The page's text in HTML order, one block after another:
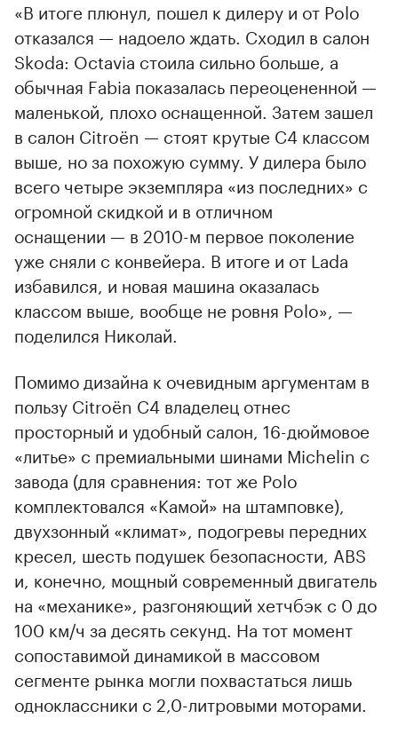
«В итоге плюнул, пошел к дилеру и от Polo
отказался — надоело ждать. Сходил в салон
Skoda: Octavia стоила сильно больше, а
обычная Fabia показалась переоцененной —
маленькой, плохо оснащенной. Затем зашел
в салон Citroёn — стоят крутые С4 классом
выше, но за похожую сумму. У дилера было
всего четыре экземпляра «из последних» с
огромной скидкой и в отличном
оснащении — в 2010-м первое поколение
уже сняли с конвейера. В итоге и от Lada
избавился, и новая машина оказалась
классом выше, вообще не ровня Polo», —
поделился Николай.
Помимо дизайна к очевидным аргументам в
пользу Citroёn С4 владелец отнес
просторный и удобный салон, 16-дюймовое
«литье» с премиальными шинами Michelin с
завода (для сравнения: тот же Polo
комплектовался «Камой» на штамповке),
двухзонный «климат», подогревы передних
кресел, шесть подушек безопасности, ABS
и, конечно, мощный современный двигатель
на «механике», разгоняющий хетчбэк с 0 до
100 км/ч за десять секунд. На тот момент
сопоставимой динамикой в массовом
сегменте рынка могли похвастаться лишь
одноклассники с 2,0-литровыми моторами.